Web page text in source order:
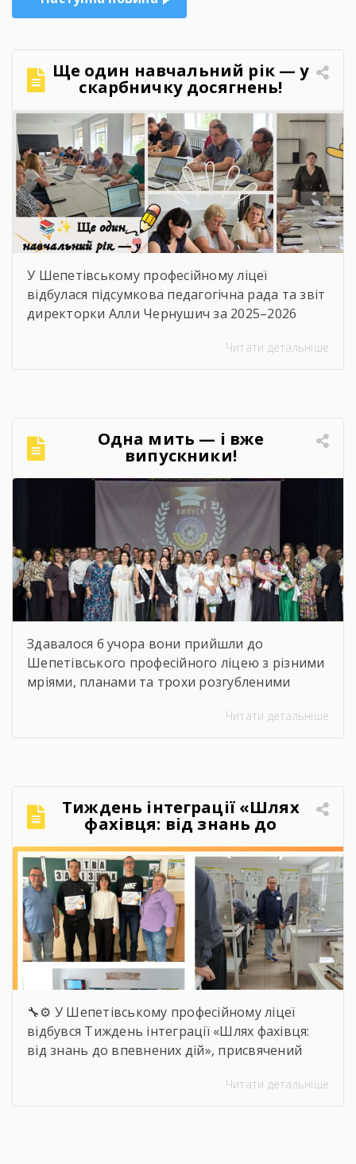
Ще один навчальний рік — у
скарбничку досягнень!
У Шепетівському професійному ліцеї
відбулася підсумкова педагогічна рада та звіт
директорки Алли Чернушич за 2025–2026
підсумки роботи закладу, проаналізовано
перспективи розвитку ліцею та пріоритетні
завдання на майбутнє. 🤝 Цей […]
Читати детальніше
Одна мить — і вже
випускники!
Найзворушливіші моменти
Випуску 2026
Здавалося б учора вони прийшли до
Шепетівського професійного ліцею з різними
мріями, планами та трохи розгубленими
дипломами, професією в руках і впевненістю,
поїздки, фото, меми, історії, які зрозуміють […]
Читати детальніше
Тиждень інтеграції «Шлях
фахівця: від знань до
впевнених дій»
🔧⚙️ У Шепетівському професійному ліцеї
відбувся Тиждень інтеграції «Шлях фахівця:
від знань до впевнених дій», присвячений
тижня здобувачі освіти брали участь вЧитати детальніше